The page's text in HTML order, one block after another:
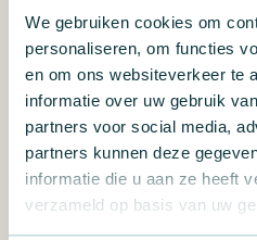
We gebruiken cookies om
personaliseren, om functies
en om ons websiteverkeer te
informatie over uw gebruik
partners voor social media,
partners kunnen deze
informatie die u aan ze heeft
verzameld op basis van uw
2. Stel
meetbare
De belangrijkste
beeld? Formuleer dan
Doelen die haalbaar zijn